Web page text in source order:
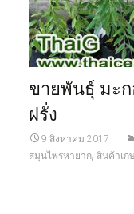
ขายพันธุ์ มะ
ฝรั่ง
9 สิงหาคม 2017
สมุนไพรหายาก, สินค้าเก